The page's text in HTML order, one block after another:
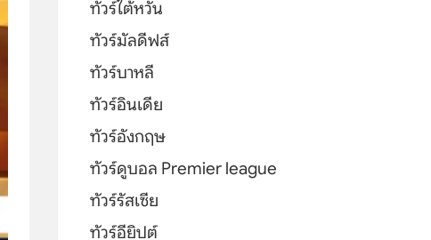
ทัวร์ไต้หวัน
ทัวร์มัลดีฟส์
ทัวร์บาหลี
ทัวร์อินเดีย
ทัวร์อังกฤษ
ทัวร์ดูบอล Premier league
ทัวร์รัสเซีย
ทัวร์อียิปต์